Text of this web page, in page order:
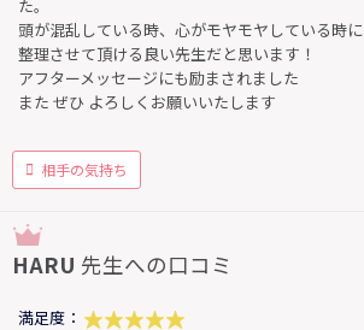
た。
頭が混乱している時、心がモヤモヤしている時に
整理させて頂ける良い先生だと思います！
アフターメッセージにも励まされました
また ぜひ よろしくお願いいたします
相手の気持ち
HARU 先生への口コミ
満足度：